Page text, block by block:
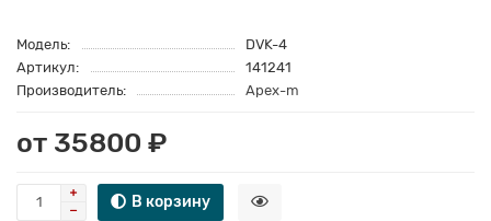
Модель:
DVK-4
Артикул:
141241
Производитель:
Apex-m
от 35800 ₽
В корзину